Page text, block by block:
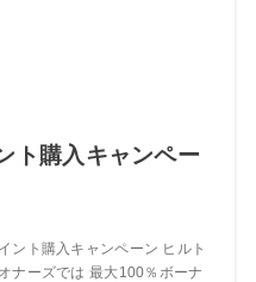
ト購入キャンペー
ント購入キャンペーン ヒルト
ナーズでは 最大100％ボーナ